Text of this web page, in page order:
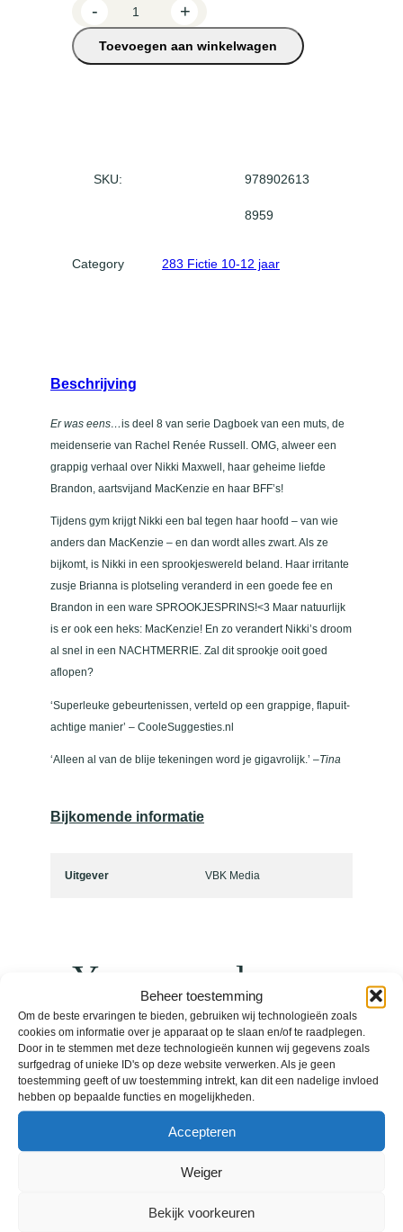
Beheer toestemming
Om de beste ervaringen te bieden, gebruiken wij technologieën zoals
cookies om informatie over je apparaat op te slaan en/of te raadplegen.
Door in te stemmen met deze technologieën kunnen wij gegevens zoals
surfgedrag of unieke ID's op deze website verwerken. Als je geen
toestemming geeft of uw toestemming intrekt, kan dit een nadelige invloed
hebben op bepaalde functies en mogelijkheden.
Accepteren
Weiger
Bekijk voorkeuren
w
n
- +
Toevoegen aan winkelwagen
SKU: 978902613
8959
Category 283 Fictie 10-12 jaar
Beschrijving
Er was eens…is deel 8 van serie Dagboek van een muts, de
meidenserie van Rachel Renée Russell. OMG, alweer een
grappig verhaal over Nikki Maxwell, haar geheime liefde
Brandon, aartsvijand MacKenzie en haar BFF’s!
Tijdens gym krijgt Nikki een bal tegen haar hoofd – van wie
anders dan MacKenzie – en dan wordt alles zwart. Als ze
bijkomt, is Nikki in een sprookjeswereld beland. Haar irritante
zusje Brianna is plotseling veranderd in een goede fee en
Brandon in een ware SPROOKJESPRINS!<3 Maar natuurlijk
is er ook een heks: MacKenzie! En zo verandert Nikki’s droom
al snel in een NACHTMERRIE. Zal dit sprookje ooit goed
aflopen?
‘Superleuke gebeurtenissen, verteld op een grappige, flapuit-
achtige manier’ – CooleSuggesties.nl
‘Alleen al van de blije tekeningen word je gigavrolijk.’ –Tina
Bijkomende informatie
Uitgever VBK Media
You may also
like
Onvergetelijke dominee uit urk
Toevoegen aan winkelwagen
Grijze jager 2 ing VROEGE JAREN de slag
Toevoegen aan winkelwagen